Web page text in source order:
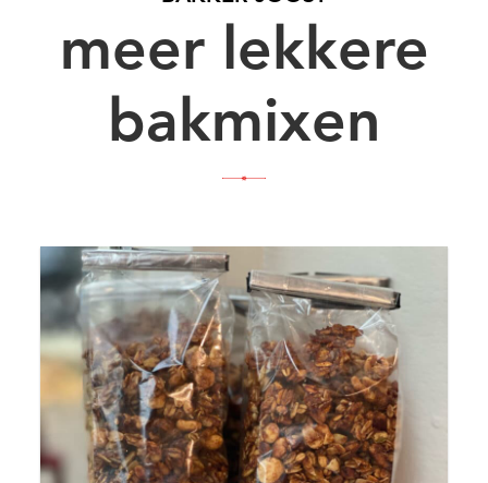
meer lekkere
bakmixen